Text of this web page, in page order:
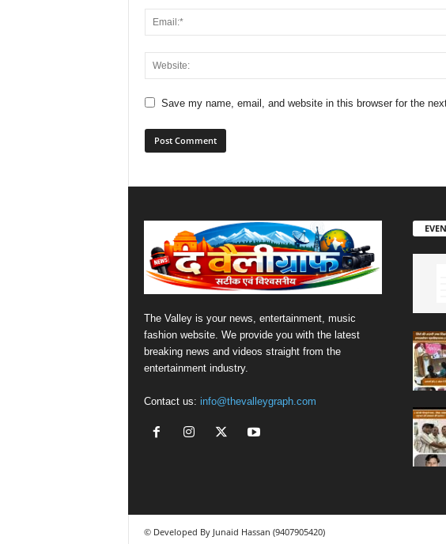
Save my name, email, and website in this browser for the
The Valley is your news, entertainment, music
fashion website. We provide you with the latest
breaking news and videos straight from the
entertainment industry.
Contact us: info@thevalleygraph.com
© Developed By Junaid Hassan (9407905420)